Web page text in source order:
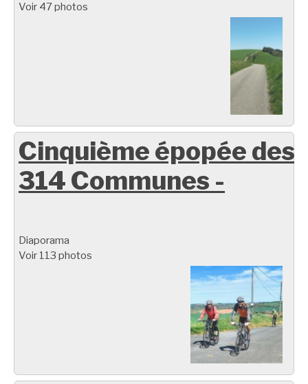
Voir 47 photos
Cinquième épopée des
314 Communes -
Diaporama
Voir 113 photos